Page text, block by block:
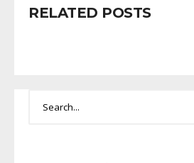
RELATED POSTS